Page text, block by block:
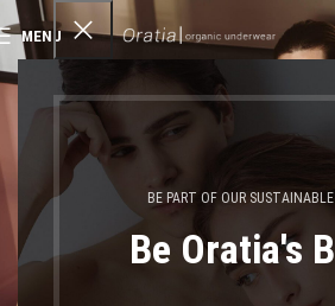
BE PART OF OUR
Be Oratia's
MENU
μαγιό με